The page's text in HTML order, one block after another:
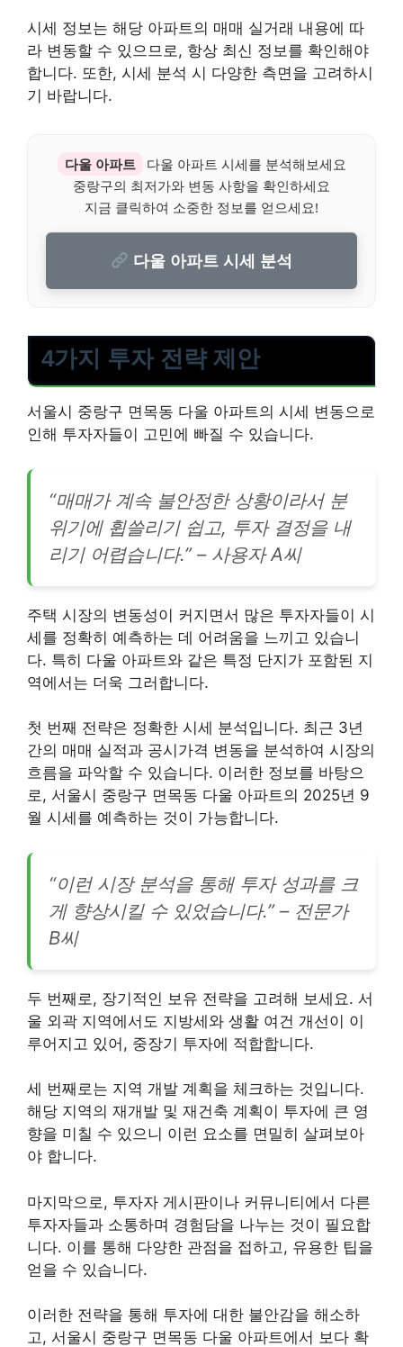
시세 정보는 해당 아파트의 매매 실거래 내용에 따
라 변동할 수 있으므로, 항상 최신 정보를 확인해야
합니다. 또한, 시세 분석 시 다양한 측면을 고려하시
기 바랍니다.
다울 아파트
다울 아파트 시세를 분석해보세요
중랑구의 최저가와 변동 사항을 확인하세요
지금 클릭하여 소중한 정보를 얻으세요!
다울 아파트 시세 분석
4가지 투자 전략 제안
서울시 중랑구 면목동 다울 아파트의 시세 변동으로
인해 투자자들이 고민에 빠질 수 있습니다.
“매매가 계속 불안정한 상황이라서 분
위기에 휩쓸리기 쉽고, 투자 결정을 내
리기 어렵습니다.” – 사용자 A씨
주택 시장의 변동성이 커지면서 많은 투자자들이 시
세를 정확히 예측하는 데 어려움을 느끼고 있습니
다. 특히 다울 아파트와 같은 특정 단지가 포함된 지
역에서는 더욱 그러합니다.
첫 번째 전략은 정확한 시세 분석입니다. 최근 3년
간의 매매 실적과 공시가격 변동을 분석하여 시장의
흐름을 파악할 수 있습니다. 이러한 정보를 바탕으
로, 서울시 중랑구 면목동 다울 아파트의 2025년 9
월 시세를 예측하는 것이 가능합니다.
“이런 시장 분석을 통해 투자 성과를 크
게 향상시킬 수 있었습니다.” – 전문가
B씨
두 번째로, 장기적인 보유 전략을 고려해 보세요. 서
울 외곽 지역에서도 지방세와 생활 여건 개선이 이
루어지고 있어, 중장기 투자에 적합합니다.
세 번째로는 지역 개발 계획을 체크하는 것입니다.
해당 지역의 재개발 및 재건축 계획이 투자에 큰 영
향을 미칠 수 있으니 이런 요소를 면밀히 살펴보아
야 합니다.
마지막으로, 투자자 게시판이나 커뮤니티에서 다른
투자자들과 소통하며 경험담을 나누는 것이 필요합
니다. 이를 통해 다양한 관점을 접하고, 유용한 팁을
얻을 수 있습니다.
이러한 전략을 통해 투자에 대한 불안감을 해소하
고, 서울시 중랑구 면목동 다울 아파트에서 보다 확